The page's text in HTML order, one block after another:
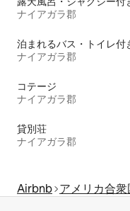
ナイアガラ郡
ナイアガラ郡
コテージ
ナイアガラ郡
貸別荘
ナイアガラ郡
Airbnb アメリカ合衆